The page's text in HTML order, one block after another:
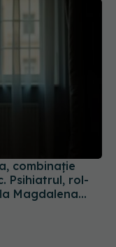
Psihiatrul, rol-
Magdalena